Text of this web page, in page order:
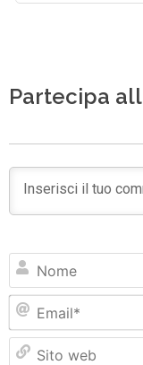
Partecipa